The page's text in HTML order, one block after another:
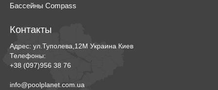
Бассейны Compass
Контакты
Адрес: ул.Туполева,12М Украина Киев
Телефоны:
+38 (097)956 38 76
info@poolplanet.com.ua